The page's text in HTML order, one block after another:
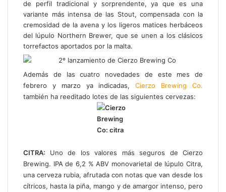
de perfil tradicional y sorprendente, ya que es una
variante más intensa de las Stout, compensada con la
cremosidad de la avena y los ligeros matices herbáceos
del lúpulo Northern Brewer, que se unen a los clásicos
torrefactos aportados por la malta.
Además de las cuatro novedades de este mes de
febrero y marzo ya indicadas,Cierzo Brewing Co.
también ha reeditado lotes de las siguientes cervezas:
CITRA: Uno de los valores más seguros de Cierzo
Brewing. IPA de 6,2 % ABV monovarietal de lúpulo Citra,
una cerveza rubia, afrutada con notas que van desde los
cítricos, hasta la piña, mango y de amargor intenso, pero